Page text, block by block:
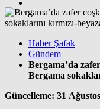
Haber Şafak
Gündem
Bergama’da
Bergama
Güncelleme: 31